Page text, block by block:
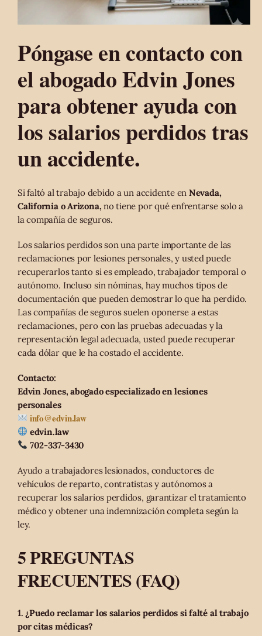
Póngase en contacto con
el abogado Edvin Jones
para obtener ayuda con
los salarios perdidos tras
un accidente.
Si faltó al trabajo debido a un accidente en Nevada,
California o Arizona, no tiene por qué enfrentarse solo a
la compañía de seguros.
Los salarios perdidos son una parte importante de las
reclamaciones por lesiones personales, y usted puede
recuperarlos tanto si es empleado, trabajador temporal o
autónomo. Incluso sin nóminas, hay muchos tipos de
documentación que pueden demostrar lo que ha perdido.
Las compañías de seguros suelen oponerse a estas
reclamaciones, pero con las pruebas adecuadas y la
representación legal adecuada, usted puede recuperar
cada dólar que le ha costado el accidente.
Contacto:
Edvin Jones, abogado especializado en lesiones
personales
info@edvin.law
edvin.law
702-337-3430
Ayudo a trabajadores lesionados, conductores de
vehículos de reparto, contratistas y autónomos a
recuperar los salarios perdidos, garantizar el tratamiento
médico y obtener una indemnización completa según la
ley.
5 PREGUNTAS
FRECUENTES (FAQ)
1. ¿Puedo reclamar los salarios perdidos si falté al trabajo
por citas médicas?